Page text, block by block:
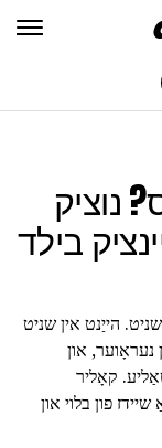
נוציק
בילד
פון שניט. הייַנט אין שניט
נעראָוער, און
קאָליר
פון בלוי און